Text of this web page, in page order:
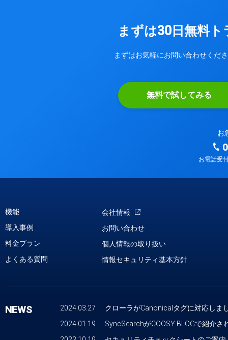
まずは30日無料
まずはお気軽にお問い合わせくだ
無料で試してみる
お
お電話受
機能
導入事例
料金プラン
よくある質問
会社情報
お問い合わせ
個人情報の取り扱い
情報セキュリティ基本方針
NEWS 2024.03.27
クローラがCanonicalタグに対応しま
2024.01.19
SyncSearchがCOOSY BLOGで紹介さ